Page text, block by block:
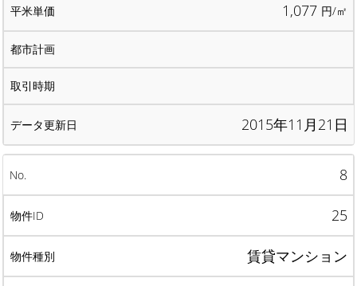
1,077 円/㎡
2015年11月21日
8
25
賃貸マンション